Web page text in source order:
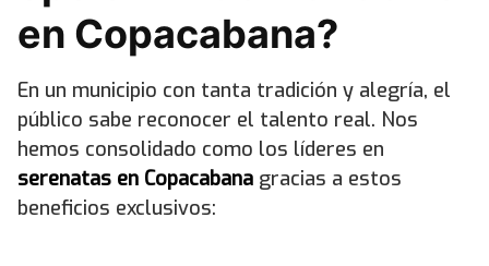
en Copacabana?
En un municipio con tanta tradición y alegría, el
público sabe reconocer el talento real. Nos
hemos consolidado como los líderes en
serenatas en Copacabana gracias a estos
beneficios exclusivos: